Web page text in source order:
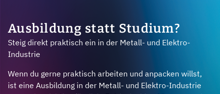
Ausbildung statt Studium?
Steig direkt praktisch ein in der Metall- und Elektro-
Industrie
Wenn du gerne praktisch arbeiten und anpacken willst,
ist eine Ausbildung in der Metall- und Elektro-Industrie